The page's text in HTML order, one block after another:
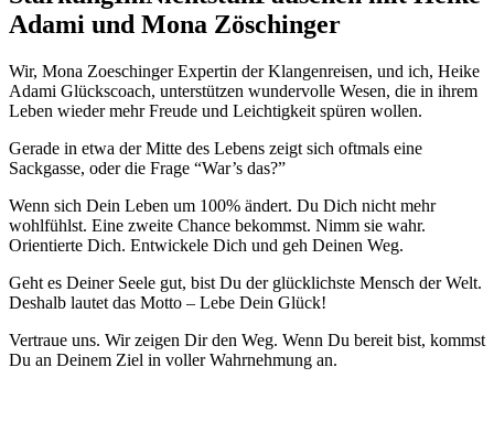
Adami und Mona Zöschinger
Wir, Mona Zoeschinger Expertin der Klangenreisen, und ich, Heike
Adami Glückscoach, unterstützen wundervolle Wesen, die in ihrem
Leben wieder mehr Freude und Leichtigkeit spüren wollen.
Gerade in etwa der Mitte des Lebens zeigt sich oftmals eine
Sackgasse, oder die Frage “War’s das?”
Wenn sich Dein Leben um 100% ändert. Du Dich nicht mehr
wohlfühlst. Eine zweite Chance bekommst. Nimm sie wahr.
Orientierte Dich. Entwickele Dich und geh Deinen Weg.
Geht es Deiner Seele gut, bist Du der glücklichste Mensch der Welt.
Deshalb lautet das Motto – Lebe Dein Glück!
Vertraue uns. Wir zeigen Dir den Weg. Wenn Du bereit bist, kommst
Du an Deinem Ziel in voller Wahrnehmung an.